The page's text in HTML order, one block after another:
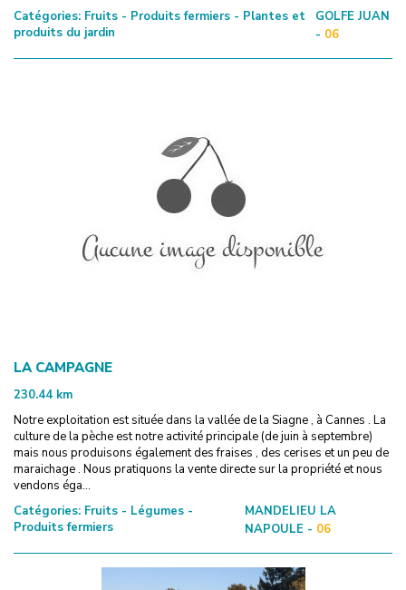
Catégories: Fruits - Produits fermiers - Plantes et
produits du jardin
GOLFE JUAN
- 06
LA CAMPAGNE
230.44 km
Notre exploitation est située dans la vallée de la Siagne , à Cannes . La
culture de la pèche est notre activité principale (de juin à septembre)
mais nous produisons également des fraises , des cerises et un peu de
maraichage . Nous pratiquons la vente directe sur la propriété et nous
vendons éga...
Catégories: Fruits - Légumes -
Produits fermiers
MANDELIEU LA
NAPOULE - 06